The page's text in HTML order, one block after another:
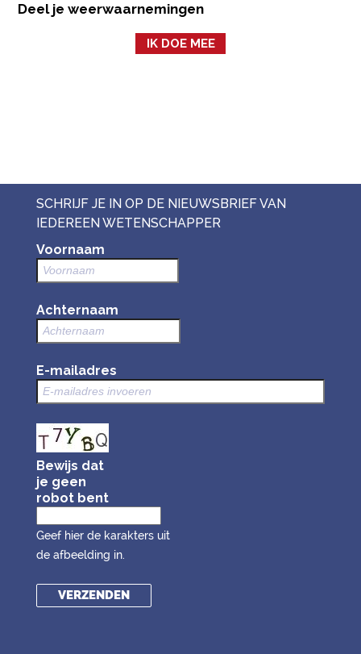
Deel je weerwaarnemingen
IK DOE MEE
SCHRIJF JE IN OP DE NIEUWSBRIEF VAN
IEDEREEN WETENSCHAPPER
Voornaam
Achternaam
E-mailadres
Bewijs dat
je geen
robot bent
Geef hier de karakters uit
de afbeelding in.